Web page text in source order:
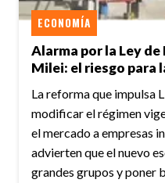
Alarma por la Ley
Milei: el riesgo para
ECONOMÍA
La reforma que impulsa
modificar el régimen
el mercado a empresas
advierten que el nuevo
grandes grupos y poner